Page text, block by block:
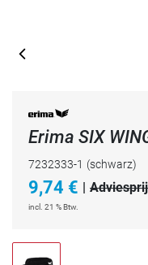
Erima SIX
7232333-1 (schwarz)
9,74 € |
incl. 21 % Btw.